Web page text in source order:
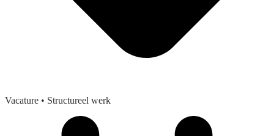
Vacature • Structureel werk